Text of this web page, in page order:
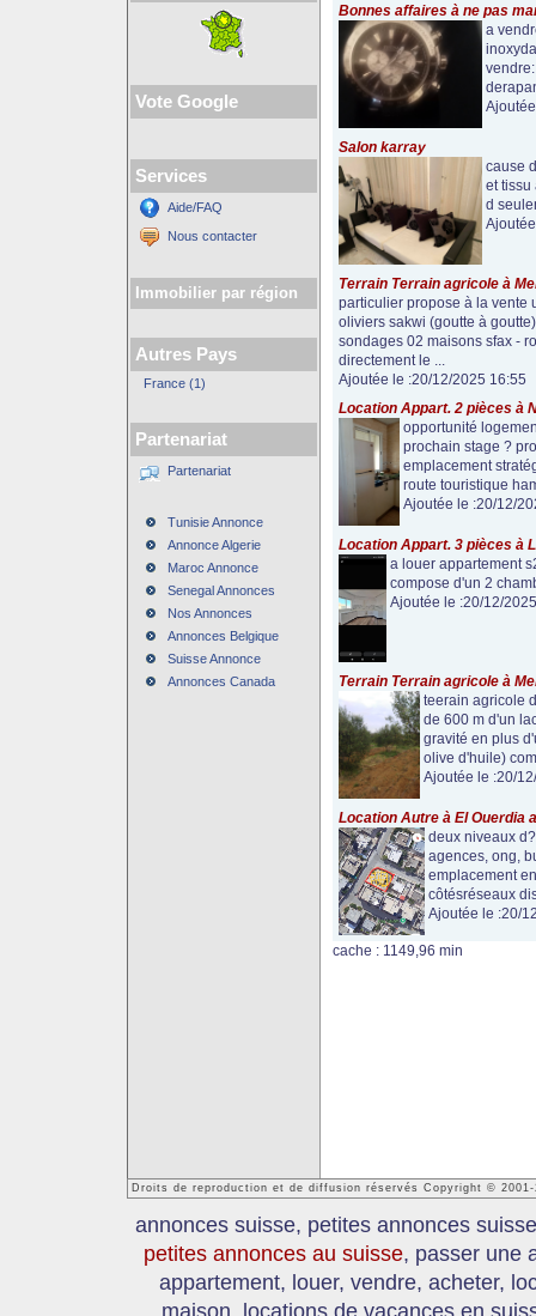
Vote Google
Services
Aide/FAQ
Nous contacter
Immobilier par région
Autres Pays
France (1)
Partenariat
Partenariat
Tunisie Annonce
Annonce Algerie
Maroc Annonce
Senegal Annonces
Nos Annonces
Annonces Belgique
Suisse Annonce
Annonces Canada
Bonnes affaires à ne pas
a
Salon karray
cause
et tissu
d
Terrain Terrain agricole à
particulier propose à la vente
oliviers sakwi (goutte à
sondages 02 maisons sfax -
directement le ...
Ajoutée le :20/12/2025 16:55
Location Appart. 2 pièces à
opportunité
prochain stage ?
emplacement
route touristique
Ajoutée le :20/12/
Location Appart. 3 pièces à
a louer appartement
compose d'un 2
Ajoutée le :20/12/
Terrain Terrain agricole à
teerain agricole
de 600 m d'un
gravité en plus
olive d'huile)
Ajoutée le :20/
Location Autre à El Ouerdia
deux niveaux
agences, ong,
emplacement
côtésréseaux
Ajoutée le :20/
cache : 1149,96 min
Droits de reproduction et de diffusion réservés Copyright ©
annonces suisse, petites annonces
petites annonces au suisse, passer une
appartement, louer, vendre, acheter,
maison, locations de vacances en